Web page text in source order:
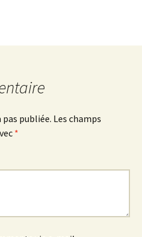
publiée. Les champs
*